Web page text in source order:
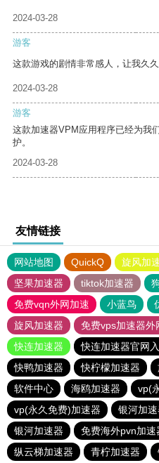
2024-03-28
游客
这款游戏的剧情非常感人，让我久久
2024-03-28
游客
这款加速器VPM应用程序已经为我
护。
2024-03-28
友情链接
网站地图 QuickQ 旋风加
坚果加速器
tiktok加速器
免费vqn外网加速
小蓝鸟
旋风加速器
免费vps加速器外
快连加速器
快连加速器官网
快鸭加速器
快柠檬加速器
软件中心
海鸥加速器
vp(
vp(永久免费)加速器
银河加速
银河加速器
免费海外pvn加速
纵云梯加速器
青柠加速器